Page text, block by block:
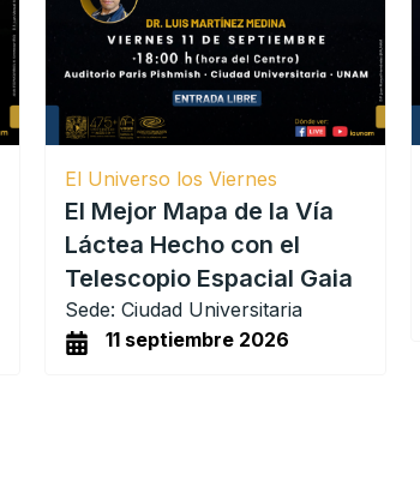
El Universo los Viernes
El Mejor Mapa de la Vía
Láctea Hecho con el
Telescopio Espacial Gaia
Sede: Ciudad Universitaria
11 septiembre 2026